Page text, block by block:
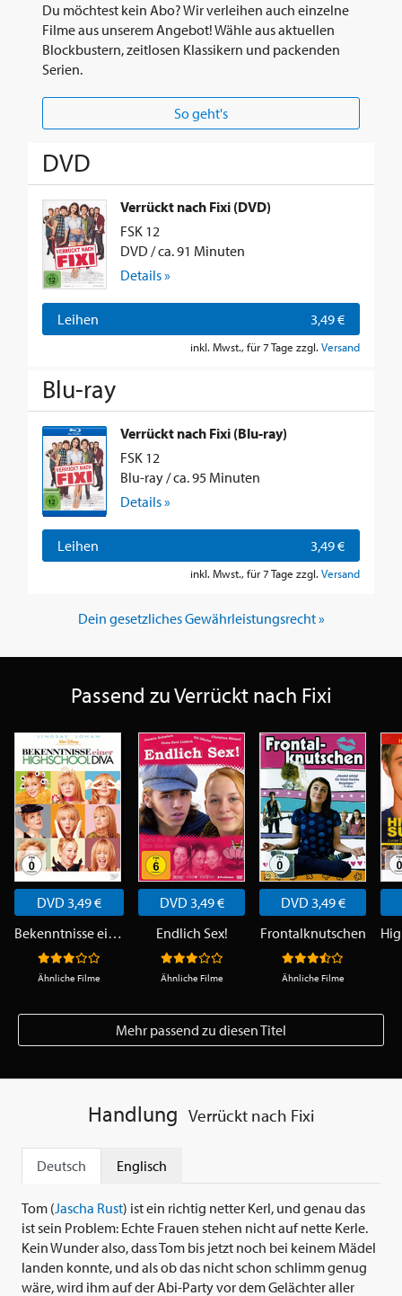
Du möchtest kein Abo? Wir verleihen auch einzelne
Filme aus unserem Angebot! Wähle aus aktuellen
Blockbustern, zeitlosen Klassikern und packenden
Serien.
So geht's
DVD
Verrückt nach Fixi (DVD)
FSK 12
DVD / ca. 91 Minuten
Details »
Leihen 3,49 €
inkl. Mwst., für 7 Tage zzgl. Versand
Blu-ray
Verrückt nach Fixi (Blu-ray)
FSK 12
Blu-ray / ca. 95 Minuten
Details »
Leihen 3,49 €
inkl. Mwst., für 7 Tage zzgl. Versand
Dein gesetzliches Gewährleistungsrecht »
Passend zu Verrückt nach Fixi
DVD 3,49 €
Bekenntnisse einer Highschool Diva
Ähnliche Filme
DVD 3,49 €
Endlich Sex!
Ähnliche Filme
DVD 3,49 €
Frontalknutschen
Ähnliche Filme
Mehr passend zu diesen Titel
Handlung Verrückt nach Fixi
Deutsch Englisch
Tom (Jascha Rust) ist ein richtig netter Kerl, und genau das
ist sein Problem: Echte Frauen stehen nicht auf nette Kerle.
Kein Wunder also, dass Tom bis jetzt noch bei keinem Mädel
landen konnte, und als ob das nicht schon schlimm genug
wäre, wird ihm auf der Abi-Party vor dem Gelächter aller